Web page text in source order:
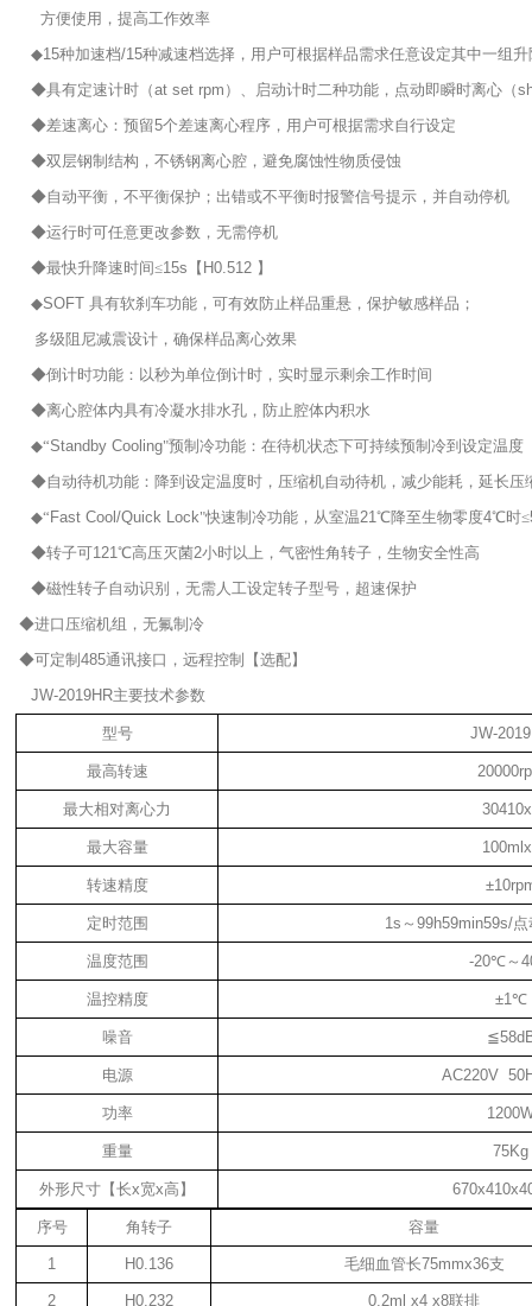
方便使用，提高工作效率
◆15种加速档/15种减速档选择，用户可根据样品需求任意设定其中一组
◆具有定速计时（at set rpm ）、启动计时二种功能，点动即瞬时离心（
◆差速离心：预留5个差速离心程序，用户可根据需求自行设定
◆双层钢制结构，不锈钢离心腔，避免腐蚀性物质侵蚀
◆自动平衡，不平衡保护；出错或不平衡时报警信号提示，并自动停机
◆运行时可任意更改参数，无需停机
◆最快升降速时间≤15s 【 H0.512 】
◆SOFT具有软刹车功能，可有效防止样品重悬，保护敏感样品；
多级阻尼减震设计，确保样品离心效果
◆倒计时功能：以秒为单位倒计时，实时显示剩余工作时间
◆离心腔体内具有冷凝水排水孔，防止腔体内积水
◆“Standby Cooling"预制冷功能：在待机状态下可持续预制冷到设定温度
◆自动待机功能：降到设定温度时，压缩机自动待机，减少能耗，延长压
◆“ Fast Cool/Quick Lock"快速制冷功能，从室温21℃降至生物零度4℃时≤
◆转子可121℃高压灭菌2小时以上，气密性角转子，生物安全性高
◆磁性转子自动识别，无需人工设定转子型号，超速保护
◆进口压缩机组，无氟制冷
◆可定制485通讯接口，远程控制【选配】
JW-2019HR主要技术参数
型号 JW-
最高转速
最大相对离心力
最大容量
转速精度
定时范围 1s ～99h59min59s/
温度范围 -20℃～
温控精度 ±1℃
噪音 ≦
电源 AC220V
功率
重量 75Kg
外形尺寸【长x宽x高】
序号 角转子 容量
1 H0.136 毛细血管长75mmx36支
2 H0.232 0.2ml x4 x8联排